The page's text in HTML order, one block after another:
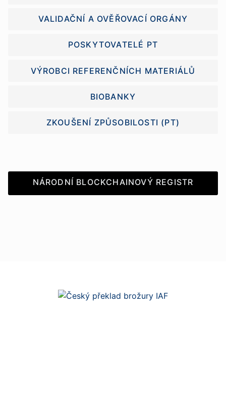
VALIDAČNÍ A OVĚŘOVACÍ ORGÁNY
POSKYTOVATELÉ PT
VÝROBCI REFERENČNÍCH MATERIÁLŮ
BIOBANKY
ZKOUŠENÍ ZPŮSOBILOSTI (PT)
NÁRODNÍ BLOCKCHAINOVÝ REGISTR